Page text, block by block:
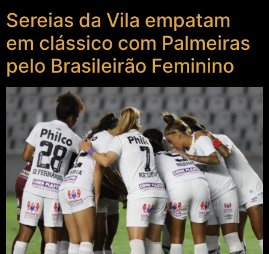
Sereias da Vila empatam
em clássico com Palmeiras
pelo Brasileirão Feminino